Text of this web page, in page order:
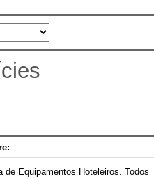
Equipamentos Hoteleiros. Todos